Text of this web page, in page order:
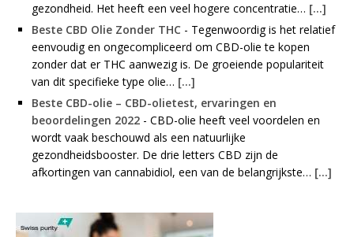
gezondheid. Het heeft een veel hogere concentratie… [...]
Beste CBD Olie Zonder THC - Tegenwoordig is het relatief
eenvoudig en ongecompliceerd om CBD-olie te kopen
zonder dat er THC aanwezig is. De groeiende populariteit
van dit specifieke type olie… [...]
Beste CBD-olie – CBD-olietest, ervaringen en
beoordelingen 2022 - CBD-olie heeft veel voordelen en
wordt vaak beschouwd als een natuurlijke
gezondheidsbooster. De drie letters CBD zijn de
afkortingen van cannabidiol, een van de belangrijkste… [...]